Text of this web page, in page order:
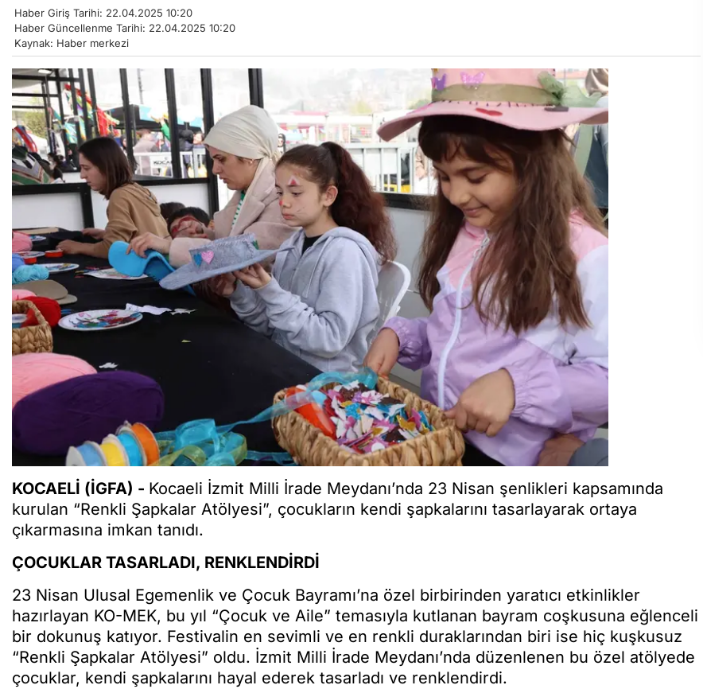
Haber Giriş Tarihi: 22.04.2025 10:20
Haber Güncellenme Tarihi: 22.04.2025 10:20
Kaynak: Haber merkezi
KOCAELİ (İGFA) - Kocaeli İzmit Milli İrade Meydanı’nda 23 Nisan şenlikleri kapsamında
kurulan “Renkli Şapkalar Atölyesi”, çocukların kendi şapkalarını tasarlayarak ortaya
çıkarmasına imkan tanıdı.
ÇOCUKLAR TASARLADI, RENKLENDİRDİ
23 Nisan Ulusal Egemenlik ve Çocuk Bayramı’na özel birbirinden yaratıcı etkinlikler
hazırlayan KO-MEK, bu yıl “Çocuk ve Aile” temasıyla kutlanan bayram coşkusuna eğlenceli
bir dokunuş katıyor. Festivalin en sevimli ve en renkli duraklarından biri ise hiç kuşkusuz
“Renkli Şapkalar Atölyesi” oldu. İzmit Milli İrade Meydanı’nda düzenlenen bu özel atölyede
çocuklar, kendi şapkalarını hayal ederek tasarladı ve renklendirdi.